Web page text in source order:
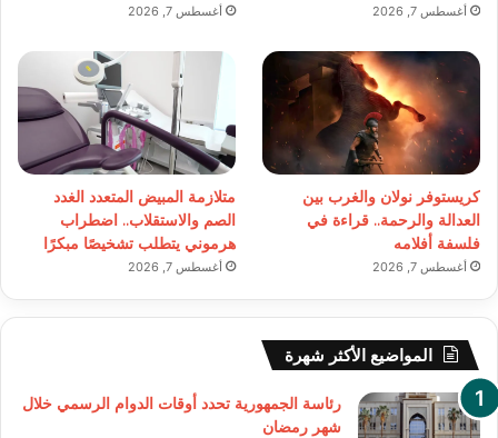
أغسطس 7, 2026 أغسطس 7, 2026
كريستوفر نولان والغرب بين
العدالة والرحمة.. قراءة في
فلسفة أفلامه
أغسطس 7, 2026
متلازمة المبيض المتعدد الغدد
الصم والاستقلاب.. اضطراب
هرموني يتطلب تشخيصًا مبكرًا
أغسطس 7, 2026
المواضيع الأكثر شهرة
رئاسة الجمهورية تحدد أوقات الدوام الرسمي خلال
شهر رمضان